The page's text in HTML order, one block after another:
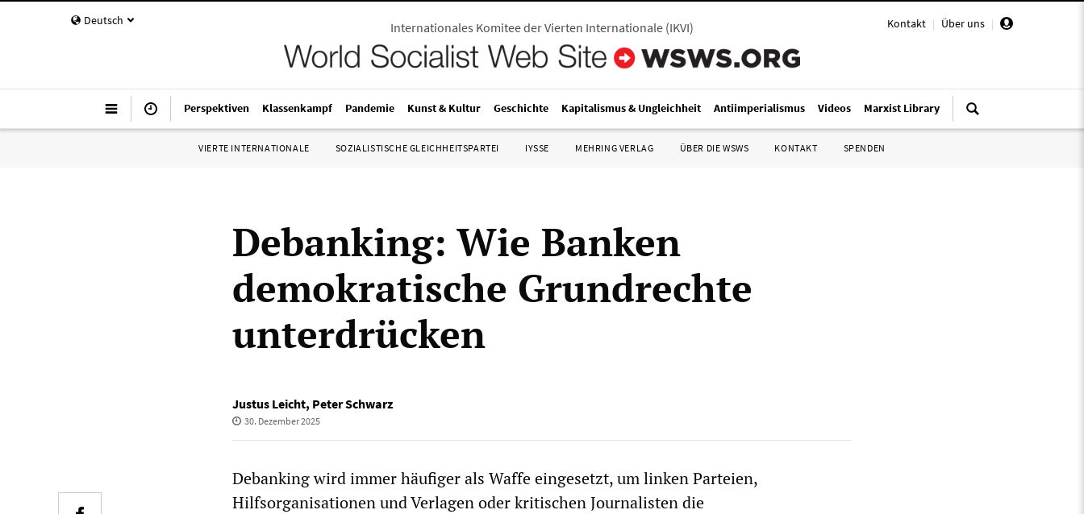
Deutsch Kontakt | Über uns |
Internationales Komitee der Vierten Internationale (IKVI)
Perspektiven Klassenkampf Pandemie Kunst & Kultur Geschichte Kapitalismus & Ungleichheit Antiimperialismus Videos Marxist Library
VIERTE INTERNATIONALE SOZIALISTISCHE GLEICHHEITSPARTEI IYSSE MEHRING VERLAG ÜBER DIE WSWS KONTAKT SPENDEN
Debanking: Wie Banken
demokratische Grundrechte
unterdrücken
Justus Leicht, Peter Schwarz
30. Dezember 2025
Debanking wird immer häufiger als Waffe eingesetzt, um linken Parteien,
Hilfsorganisationen und Verlagen oder kritischen Journalisten die